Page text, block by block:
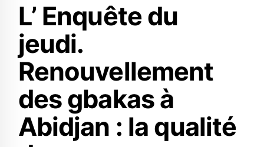
L’ Enquête du
jeudi.
Renouvellement
des gbakas à
Abidjan : la qualité